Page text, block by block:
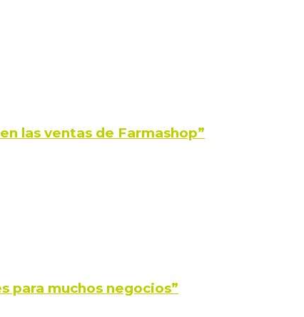
las ventas de Farmashop”
para muchos negocios”